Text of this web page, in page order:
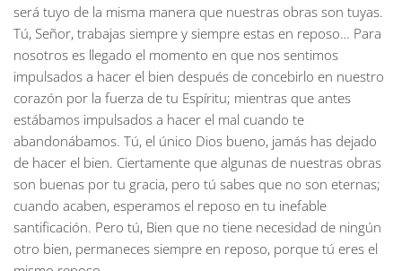
será tuyo de la misma manera que nuestras obras son tuyas.
Tú, Señor, trabajas siempre y siempre estas en reposo… Para
nosotros es llegado el momento en que nos sentimos
impulsados a hacer el bien después de concebirlo en nuestro
corazón por la fuerza de tu Espíritu; mientras que antes
estábamos impulsados a hacer el mal cuando te
abandonábamos. Tú, el único Dios bueno, jamás has dejado
de hacer el bien. Ciertamente que algunas de nuestras obras
son buenas por tu gracia, pero tú sabes que no son eternas;
cuando acaben, esperamos el reposo en tu inefable
santificación. Pero tú, Bien que no tiene necesidad de ningún
otro bien, permaneces siempre en reposo, porque tú eres el